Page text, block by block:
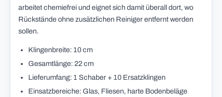
arbeitet chemiefrei und eignet sich damit überall dort, wo
Rückstände ohne zusätzlichen Reiniger entfernt werden
sollen.
Klingenbreite: 10 cm
Gesamtlänge: 22 cm
Lieferumfang: 1 Schaber + 10 Ersatzklingen
Einsatzbereiche: Glas, Fliesen, harte Bodenbeläge